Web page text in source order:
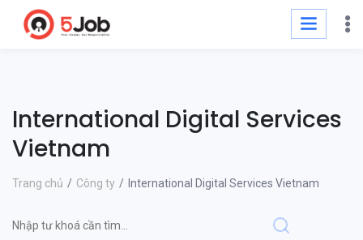
International Digital Services
Vietnam
Trang chủ Công ty International Digital Services Vietnam